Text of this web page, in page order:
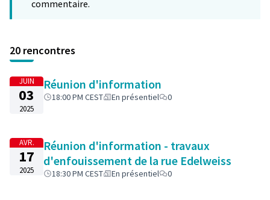
commentaire.
20 rencontres
JUIN
03
2025
Réunion d'information
18:00 PM CEST En présentiel 0
AVR.
17
2025
Réunion d'information - travaux
d'enfouissement de la rue Edelweiss
18:30 PM CEST En présentiel 0